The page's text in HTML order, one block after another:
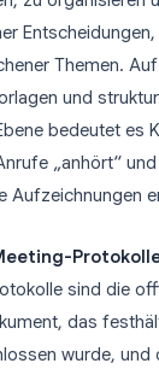
Themen.
und
bedeutet es
„anhört“
Aufzeichnungen
sind die
das
wurde, und